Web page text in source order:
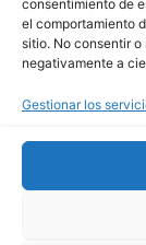
consentimiento de
el comportamiento
sitio. No consentir
negativamente a
Gestionar los
AVISO LEGAL
POLÍTICA DE